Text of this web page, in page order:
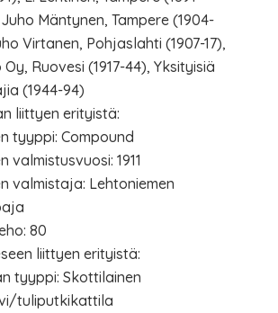
Mäntynen, Tampere (1904-
Virtanen, Pohjaslahti (1907-17),
Ruovesi (1917-44), Yksityisiä
(1944-94)
liittyen erityistä:
tyyppi: Compound
valmistusvuosi: 1911
valmistaja: Lehtoniemen
80
liittyen erityistä:
tyyppi: Skottilainen
tuliputkikattila